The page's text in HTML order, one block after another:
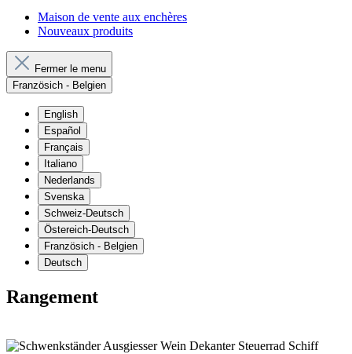
Maison de vente aux enchères
Nouveaux produits
Fermer le menu
Französich - Belgien
English
Español
Français
Italiano
Nederlands
Svenska
Schweiz-Deutsch
Östereich-Deutsch
Französich - Belgien
Deutsch
Rangement